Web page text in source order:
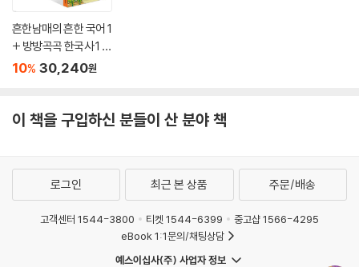
흔한남매의 흔한 국어 1
+ 방방곡곡 한국사 1 세
트
10% 30,240원
이 책을 구입하신 분들이 산 분야 책
로그인 최근 본 상품 주문/배송
고객센터 1544-3800 티켓 1544-6399
중고샵 1566-4295
eBook 1:1문의/채팅상담
예스이십사(주) 사업자 정보